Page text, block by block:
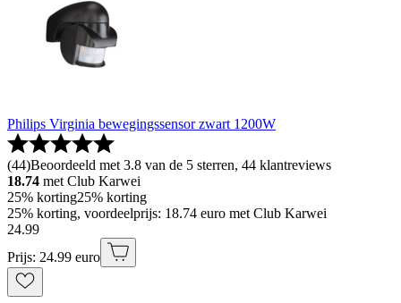
Philips Virginia bewegingssensor zwart 1200W
(44)Beoordeeld met 3.8 van de 5 sterren, 44 klantreviews
18.74 met Club Karwei
25% korting25% korting
25% korting, voordeelprijs: 18.74 euro met Club Karwei
24.99
Prijs: 24.99 euro